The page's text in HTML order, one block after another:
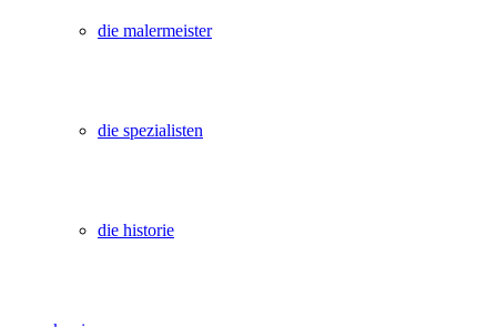
die malermeister
die spezialisten
die historie